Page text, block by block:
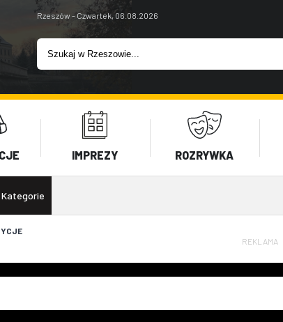
Rzeszów - Czwartek, 06.08.2026
IMPREZY ROZRYWKA
Kategorie
REKLAMA